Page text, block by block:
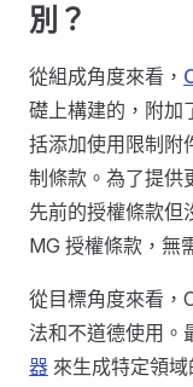
別？
從組成角度來看，
礎上構建的，附加
括添加使用限制附
制條款。為了提供
先前的授權條款但
MG 授權條款，無
從目標角度來看，
法和不道德使用。
器 來生成特定領